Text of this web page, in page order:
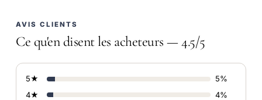
AVIS CLIENTS
Ce qu'en disent les acheteurs — 4.5/5
5★
5%
4★
4%